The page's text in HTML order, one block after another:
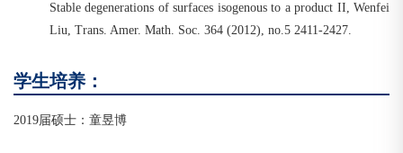
Stable degenerations of surfaces isogenous to a product II, Wenfei
Liu, Trans. Amer. Math. Soc. 364 (2012), no.5 2411-2427.
学生培养：
2019届硕士：童昱博